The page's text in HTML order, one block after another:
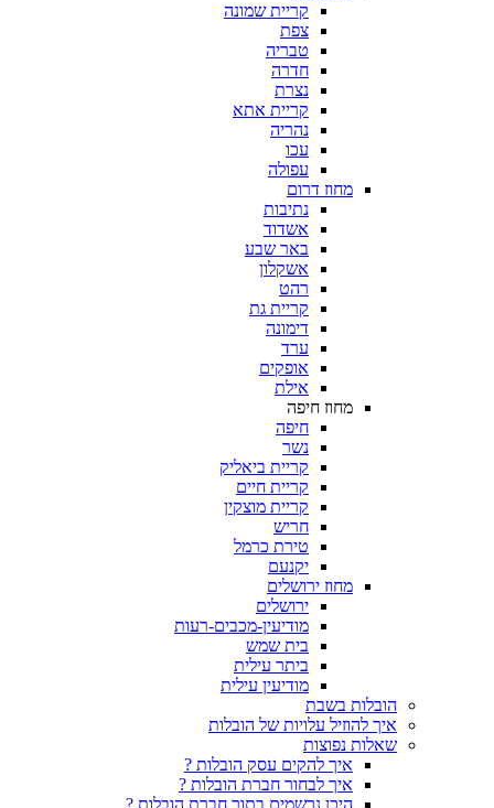
קריית שמונה
צפת
טבריה
חדרה
נצרת
קריית אתא
נהריה
עכו
עפולה
מחוז דרום
נתיבות
אשדוד
באר שבע
אשקלון
רהט
קריית גת
דימונה
ערד
אופקים
אילת
מחוז חיפה
חיפה
נשר
קריית ביאליק
קריית חיים
קריית מוצקין
חריש
טירת כרמל
יקנעם
מחוז ירושלים
ירושלים
מודיעין-מכבים-רעות
בית שמש
ביתר עילית
מודיעין עילית
הובלות בשבת
איך להוזיל עלויות של הובלות
שאלות נפוצות
איך להקים עסק הובלות ?
איך לבחור חברת הובלות ?